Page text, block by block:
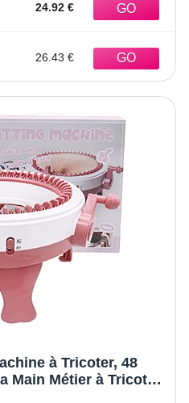
24.92 €
26.43 €
à Tricoter, 48
Main Métier à Tricoter,